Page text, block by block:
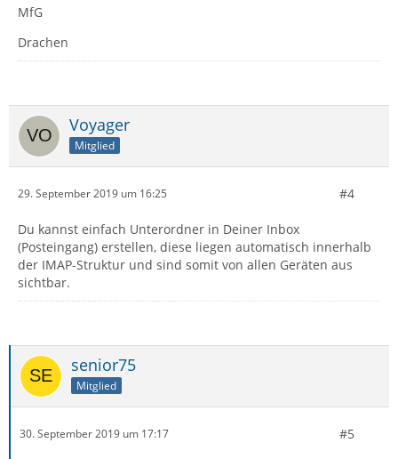
MfG
Drachen
Voyager
Mitglied
29. September 2019 um 16:25 #4
Du kannst einfach Unterordner in Deiner Inbox
(Posteingang) erstellen, diese liegen automatisch innerhalb
der IMAP-Struktur und sind somit von allen Geräten aus
sichtbar.
senior75
Mitglied
30. September 2019 um 17:17 #5